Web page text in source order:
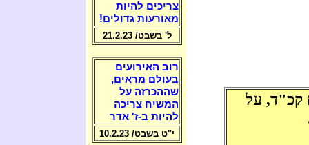
קכ"ד, על
צריכים להיות
מאורעות גדולים!
ל' בשבט/ 21.2.23
רוב האירועים
בעולם מראים,
שההכרזה על
המשיח צריכה
להיות ב-ז' אדר
י"ט בשבט/ 10.2.23